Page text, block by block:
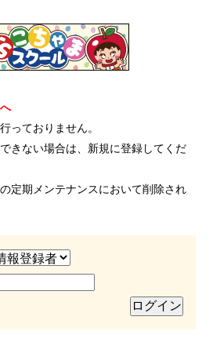
っておりません。
きない場合は、新規に登録してくだ
定期メンテナンスにおいて削除され